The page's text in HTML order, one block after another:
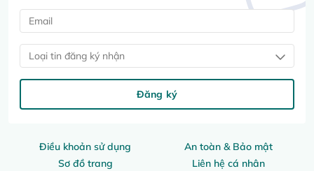
Điều khoản sử dụng
An toàn & Bảo mật
Sơ đồ trang
Liên hệ cá nhân
Loại tin đăng ký nhận
Đăng ký